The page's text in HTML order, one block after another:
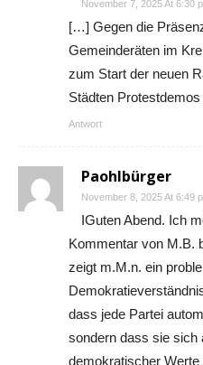
November 7, 2025 At 6:30
[…] Gegen die
Gemeinderäten im
zum Start der neuen
Städten
Antwort
Paohlbürger
November 8, 2025 At 6:49
IGuten Abend. Ich
Kommentar von M.B.
zeigt m.M.n. ein
dass jede Partei
sondern dass sie sich
demokratischer